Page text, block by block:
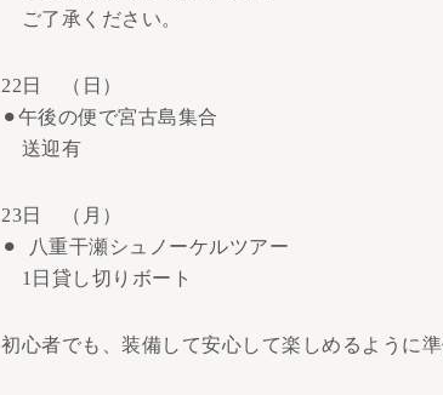
ご了承ください。
22日 （日）
⚫︎午後の便で宮古島集合
送迎有
23日 （月）
⚫︎ 八重干瀬シュノーケルツアー
1日貸し切りボート
初心者でも、装備して安心して楽しめるように